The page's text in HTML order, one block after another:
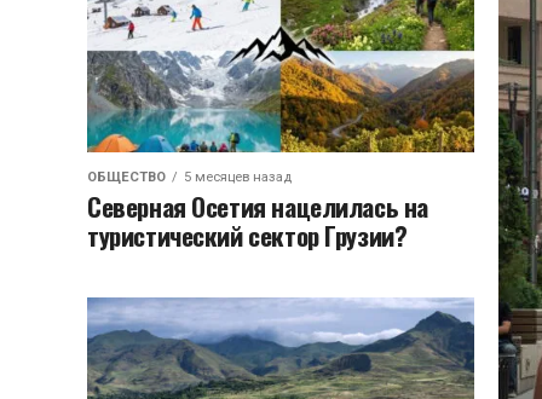
ОБЩЕСТВО 5 месяцев назад
Северная Осетия нацелилась на
туристический сектор Грузии?